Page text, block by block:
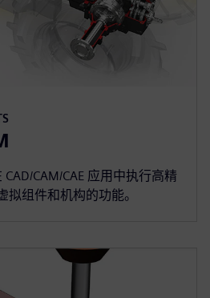
CAM/CAE 应用中执行高精
拟组件和机构的功能。